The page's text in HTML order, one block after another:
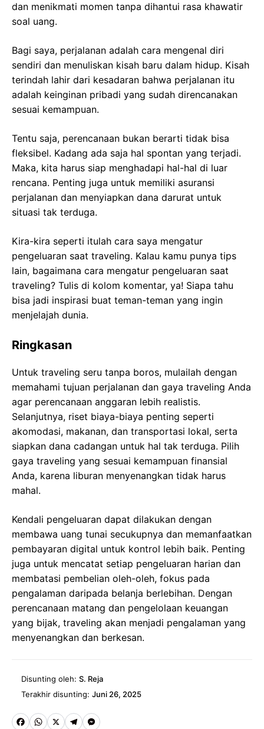
dan menikmati momen tanpa dihantui rasa khawatir
soal uang.
Bagi saya, perjalanan adalah cara mengenal diri
sendiri dan menuliskan kisah baru dalam hidup. Kisah
terindah lahir dari kesadaran bahwa perjalanan itu
adalah keinginan pribadi yang sudah direncanakan
sesuai kemampuan.
Tentu saja, perencanaan bukan berarti tidak bisa
fleksibel. Kadang ada saja hal spontan yang terjadi.
Maka, kita harus siap menghadapi hal-hal di luar
rencana. Penting juga untuk memiliki asuransi
perjalanan dan menyiapkan dana darurat untuk
situasi tak terduga.
Kira-kira seperti itulah cara saya mengatur
pengeluaran saat traveling. Kalau kamu punya tips
lain, bagaimana cara mengatur pengeluaran saat
traveling? Tulis di kolom komentar, ya! Siapa tahu
bisa jadi inspirasi buat teman-teman yang ingin
menjelajah dunia.
Ringkasan
Untuk traveling seru tanpa boros, mulailah dengan
memahami tujuan perjalanan dan gaya traveling Anda
agar perencanaan anggaran lebih realistis.
Selanjutnya, riset biaya-biaya penting seperti
akomodasi, makanan, dan transportasi lokal, serta
siapkan dana cadangan untuk hal tak terduga. Pilih
gaya traveling yang sesuai kemampuan finansial
Anda, karena liburan menyenangkan tidak harus
mahal.
Kendali pengeluaran dapat dilakukan dengan
membawa uang tunai secukupnya dan memanfaatkan
pembayaran digital untuk kontrol lebih baik. Penting
juga untuk mencatat setiap pengeluaran harian dan
membatasi pembelian oleh-oleh, fokus pada
pengalaman daripada belanja berlebihan. Dengan
perencanaan matang dan pengelolaan keuangan
yang bijak, traveling akan menjadi pengalaman yang
menyenangkan dan berkesan.
Disunting oleh: S. Reja
Terakhir disunting: Juni 26, 2025
Fa W X Te M